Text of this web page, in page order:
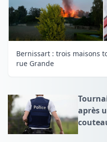
Bernissart : trois maisons
rue Grande
après